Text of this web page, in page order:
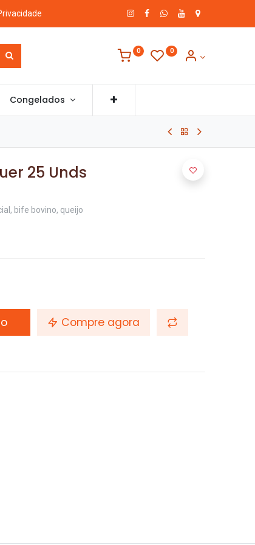
0 0
Congelados
25 Unds
bife bovino, queijo
Compre agora